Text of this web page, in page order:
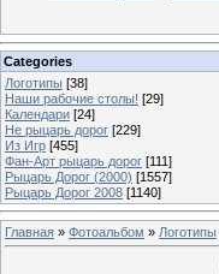
Categories
Логотипы [38]
Наши рабочие столы! [29]
Календари [24]
Не рыцарь дорог [229]
Из Игр [455]
Фан-Арт рыцарь дорог [111]
Рыцарь Дорог (2000) [1557]
Рыцарь Дорог 2008 [1140]
Главная » Фотоальбом » Логотипы